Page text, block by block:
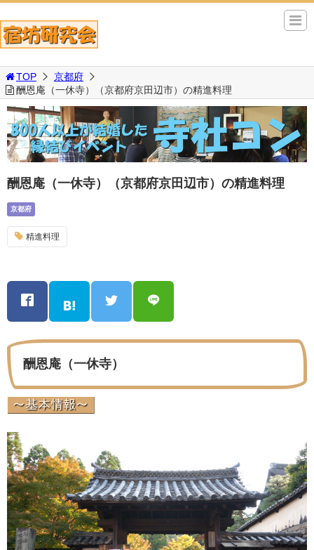
TOP
京都府
酬恩庵（一休寺）（京都府京田辺市）の精進料理
酬恩庵（一休寺）（京都府京田辺市）の精進料理
京都府
精進料理
酬恩庵（一休寺）